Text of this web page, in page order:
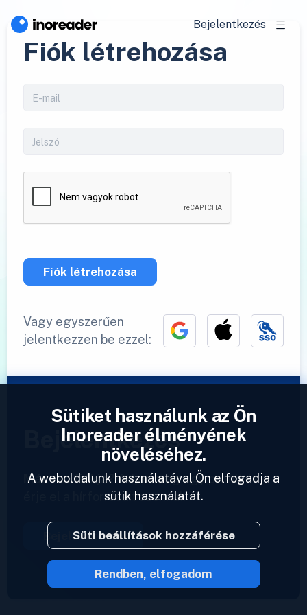
Bejelentkezés
Fiók létrehozása
Fiók létrehozása
Vagy egyszerűen
jelentkezzen be ezzel:
Bejelentkezés
Már van fiókja? Adjon meg egy profilt és
érje el a hírforrásait azonnal.
Bejelentkezés
2023 © Inoreader
Sütiket használunk az Ön
Inoreader élményének
növeléséhez.
A weboldalunk használatával Ön elfogadja a
sütik használatát.
Süti beállítások hozzáférése
Rendben, elfogadom